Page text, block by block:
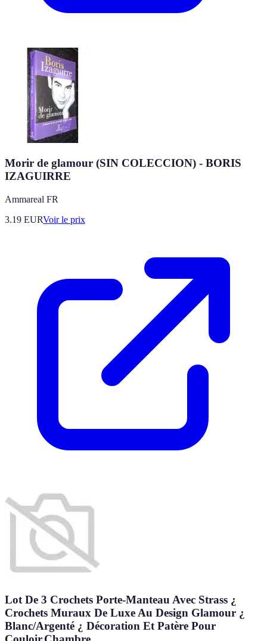
Morir de glamour (SIN COLECCION) - BORIS
IZAGUIRRE
Ammareal FR
3.19 EURVoir le prix
Lot De 3 Crochets Porte-Manteau Avec Strass ¿
Crochets Muraux De Luxe Au Design Glamour ¿
Blanc/Argenté ¿ Décoration Et Patère Pour